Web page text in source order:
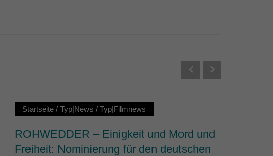
Startseite/ Typ|News / Typ|Filmnews
ROHWEDDER – Einigkeit und Mord und
Freiheit: Nominierung für den deutschen